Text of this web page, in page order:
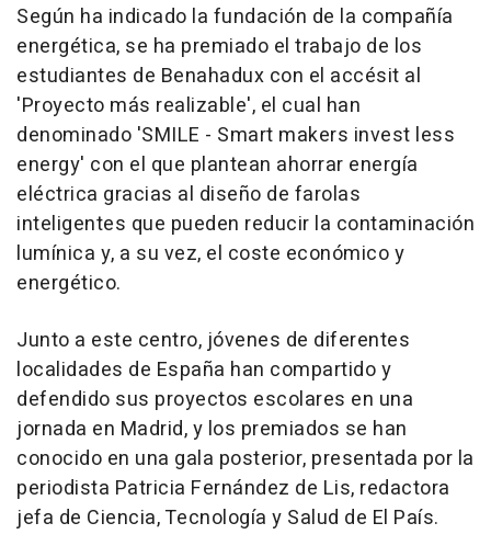
Según ha indicado la fundación de la compañía
energética, se ha premiado el trabajo de los
estudiantes de Benahadux con el accésit al
'Proyecto más realizable', el cual han
denominado 'SMILE - Smart makers invest less
energy' con el que plantean ahorrar energía
eléctrica gracias al diseño de farolas
inteligentes que pueden reducir la contaminación
lumínica y, a su vez, el coste económico y
energético.
Junto a este centro, jóvenes de diferentes
localidades de España han compartido y
defendido sus proyectos escolares en una
jornada en Madrid, y los premiados se han
conocido en una gala posterior, presentada por la
periodista Patricia Fernández de Lis, redactora
jefa de Ciencia, Tecnología y Salud de El País.